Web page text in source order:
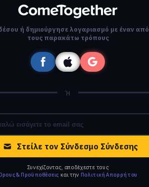
ή δημιούργησε λογαριασμό με έναν από
τους παρακάτω τρόπους
Ή
Στείλε τον Σύνδεσμο Σύνδεσης
Συνεχίζοντας, αποδέχεστε τους
& Προϋποθέσεις και την Πολιτική Απορρήτου